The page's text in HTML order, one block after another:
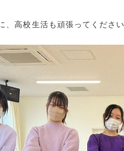
、高校生活も頑張ってくださ